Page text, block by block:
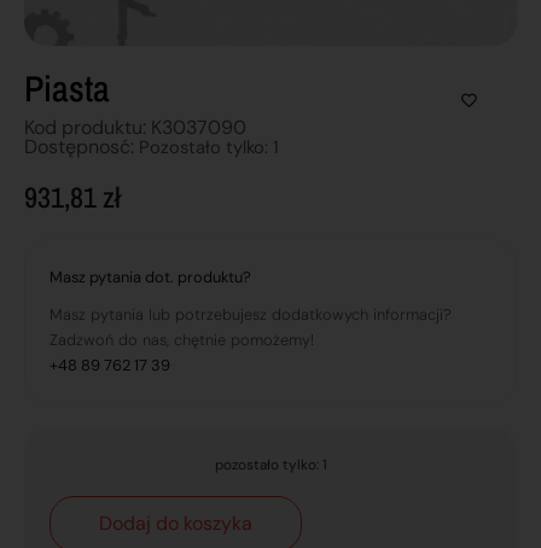
Piasta
Kod produktu: K3037090
Dostępnosć: Pozostało tylko: 1
931,81zł
Masz pytania dot. produktu?
Masz pytania lub potrzebujesz dodatkowych informacji?
Zadzwoń do nas, chętnie pomożemy!
+48 89 762 17 39
pozostało tylko: 1
Dodaj do koszyka